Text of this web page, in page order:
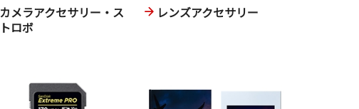
カメラアクセサリー・ス
トロボ
レンズアクセサリー